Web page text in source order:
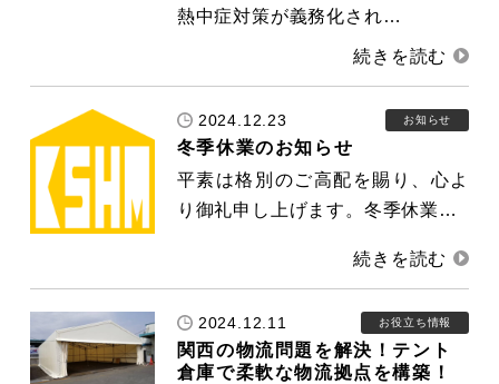
熱中症対策が義務化され…
2024.12.23 お知らせ
冬季休業のお知らせ
平素は格別のご高配を賜り、心よ
り御礼申し上げます。冬季休業…
2024.12.11 お役立ち情報
関西の物流問題を解決！テント
倉庫で柔軟な物流拠点を構築！